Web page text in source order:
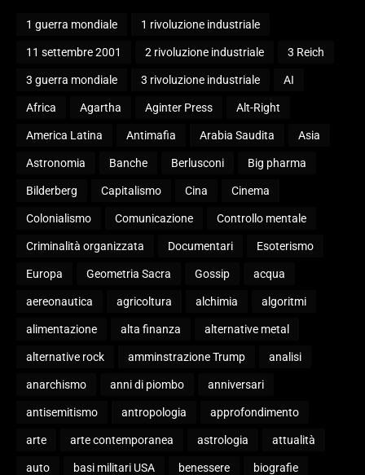
1 guerra mondiale 1 rivoluzione industriale
11 settembre 2001 2 rivoluzione industriale 3 Reich
3 guerra mondiale 3 rivoluzione industriale AI
Africa Agartha Aginter Press Alt-Right
America Latina Antimafia Arabia Saudita Asia
Astronomia Banche Berlusconi Big pharma
Bilderberg Capitalismo Cina Cinema
Colonialismo Comunicazione Controllo mentale
Criminalità organizzata Documentari Esoterismo
Europa Geometria Sacra Gossip acqua
aereonautica agricoltura alchimia algoritmi
alimentazione alta finanza alternative metal
alternative rock amminstrazione Trump analisi
anarchismo anni di piombo anniversari
antisemitismo antropologia approfondimento
arte arte contemporanea astrologia attualità
auto basi militari USA benessere biografie